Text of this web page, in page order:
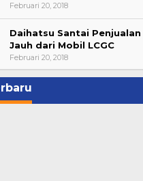
Februari 20, 2018
Daihatsu Santai Penjualan
Jauh dari Mobil LCGC
Februari 20, 2018
Hijazi, Hadiri
Paslon Bupati dan
REJANG LEBONG